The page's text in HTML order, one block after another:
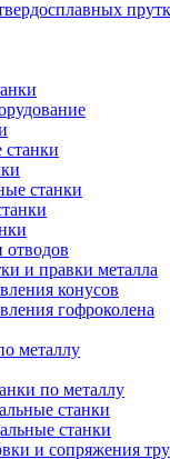
станки
отводов
и правки металла
конусов
гофроколена
металлу
по металлу
станки
станки
и сопряжения